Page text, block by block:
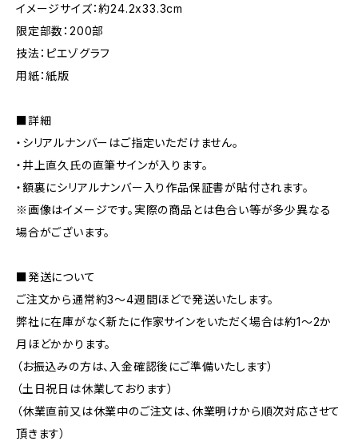
イメージサイズ：約24.2x33.3cm
限定部数：200部
技法：ピエゾグラフ
用紙：紙版
■詳細
・シリアルナンバーはご指定いただけません。
・井上直久氏の直筆サインが入ります。
・額裏にシリアルナンバー入り作品保証書が貼付されます。
※画像はイメージです。実際の商品とは色合い等が多少異なる
場合がございます。
■発送について
ご注文から通常約3〜4週間ほどで発送いたします。
弊社に在庫がなく新たに作家サインをいただく場合は約1〜2か
月ほどかかります。
（お振込みの方は、入金確認後にご準備いたします）
（土日祝日は休業しております）
（休業直前又は休業中のご注文は、休業明けから順次対応させて
頂きます）